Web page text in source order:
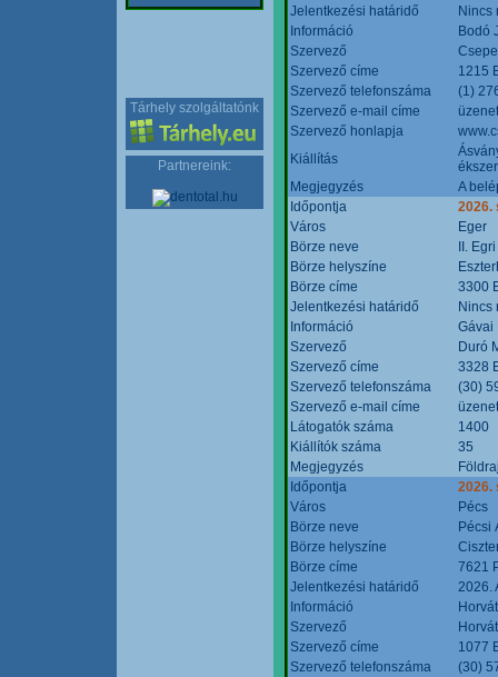
Tárhely szolgáltatónk
Partnereink:
Jelentkezési határidő
Nincs
Információ
Bodó
Szervező
Szervező címe
1215
Szervező telefonszáma
(1)
Szervező e-mail címe
Szervező honlapja
Kiállítás
Megjegyzés
A
Időpontja
2026.
Város
Eger
Börze neve
II.
Börze helyszíne
Börze címe
3300
Jelentkezési határidő
Nincs
Információ
Gávai
Szervező
Duró
Szervező címe
3328
Szervező telefonszáma
(30)
Szervező e-mail címe
Látogatók száma
1400
Kiállítók száma
35
Megjegyzés
Időpontja
2026.
Város
Pécs
Börze neve
Pécsi
Börze helyszíne
Börze címe
7621
Jelentkezési határidő
2026.
Információ
Szervező
Szervező címe
1077
Szervező telefonszáma
(30)